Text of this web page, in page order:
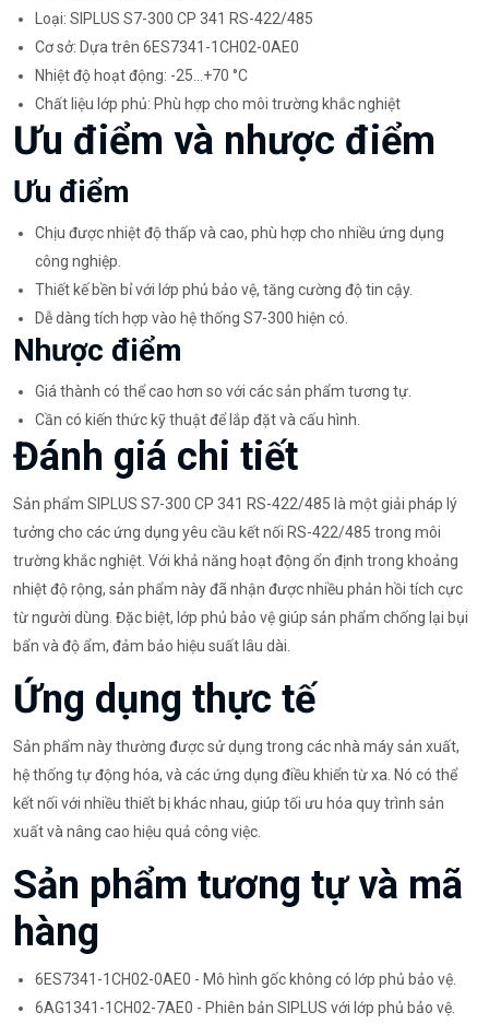
Loại: SIPLUS S7-300 CP 341 RS-422/485
Cơ sở: Dựa trên 6ES7341-1CH02-0AE0
Nhiệt độ hoạt động: -25…+70 °C
Chất liệu lớp phủ: Phù hợp cho môi trường khắc nghiệt
Ưu điểm và nhược điểm
Ưu điểm
Chịu được nhiệt độ thấp và cao, phù hợp cho nhiều ứng dụng
công nghiệp.
Thiết kế bền bỉ với lớp phủ bảo vệ, tăng cường độ tin cậy.
Dễ dàng tích hợp vào hệ thống S7-300 hiện có.
Nhược điểm
Giá thành có thể cao hơn so với các sản phẩm tương tự.
Cần có kiến thức kỹ thuật để lắp đặt và cấu hình.
Đánh giá chi tiết
Sản phẩm SIPLUS S7-300 CP 341 RS-422/485 là một giải pháp lý
tưởng cho các ứng dụng yêu cầu kết nối RS-422/485 trong môi
trường khắc nghiệt. Với khả năng hoạt động ổn định trong khoảng
nhiệt độ rộng, sản phẩm này đã nhận được nhiều phản hồi tích cực
từ người dùng. Đặc biệt, lớp phủ bảo vệ giúp sản phẩm chống lại bụi
bẩn và độ ẩm, đảm bảo hiệu suất lâu dài.
Ứng dụng thực tế
Sản phẩm này thường được sử dụng trong các nhà máy sản xuất,
hệ thống tự động hóa, và các ứng dụng điều khiển từ xa. Nó có thể
kết nối với nhiều thiết bị khác nhau, giúp tối ưu hóa quy trình sản
xuất và nâng cao hiệu quả công việc.
Sản phẩm tương tự và mã
hàng
6ES7341-1CH02-0AE0 - Mô hình gốc không có lớp phủ bảo vệ.
6AG1341-1CH02-7AE0 - Phiên bản SIPLUS với lớp phủ bảo vệ.